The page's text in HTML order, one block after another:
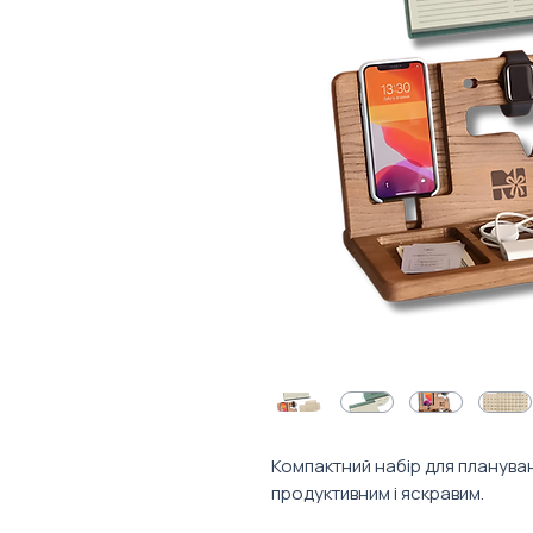
Компактний набір для
продуктивним і яскравим.